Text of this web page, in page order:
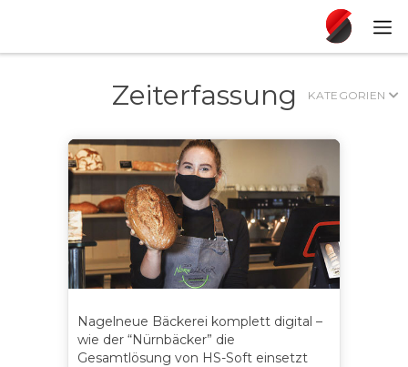
Zeiterfassung KATEGORIEN 
Nagelneue Bäckerei komplett digital –
wie der “Nürnbäcker” die
Gesamtlösung von HS-Soft einsetzt